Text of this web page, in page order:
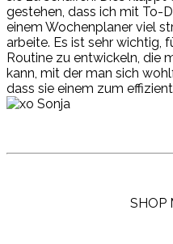
gestehen, dass ich mit To-
einem Wochenplaner viel
arbeite. Es ist sehr wichtig,
Routine zu entwickeln, die
kann, mit der man sich
dass sie einem zum
SHOP